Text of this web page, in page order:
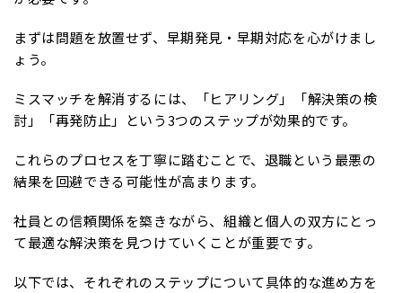
まずは問題を放置せず、早期発見・早期対応を心がけまし
ょう。
ミスマッチを解消するには、「ヒアリング」「解決策の検
討」「再発防止」という3つのステップが効果的です。
これらのプロセスを丁寧に踏むことで、退職という最悪の
結果を回避できる可能性が高まります。
社員との信頼関係を築きながら、組織と個人の双方にとっ
て最適な解決策を見つけていくことが重要です。
以下では、それぞれのステップについて具体的な進め方を